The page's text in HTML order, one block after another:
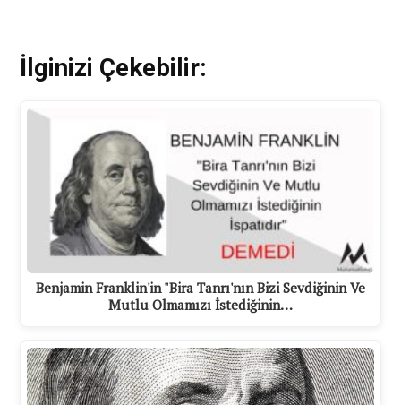
İlginizi Çekebilir:
Benjamin Franklin'in "Bira Tanrı'nın Bizi Sevdiğinin Ve
Mutlu Olmamızı İstediğinin…